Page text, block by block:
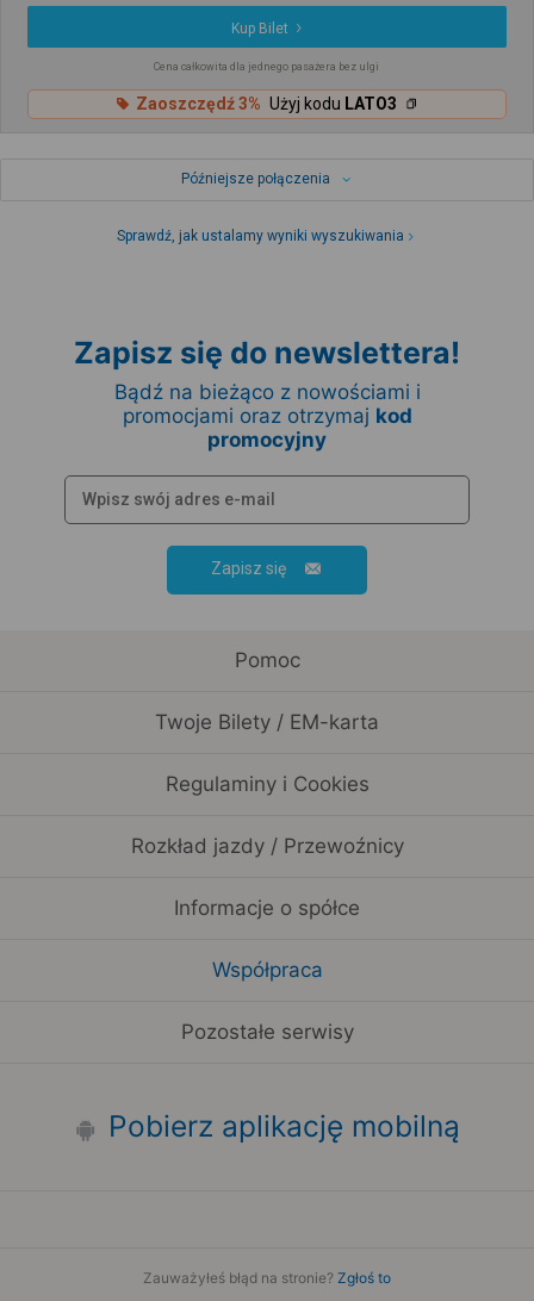
Kup Bilet
Cena całkowita dla jednego pasażera bez ulgi
Zaoszczędź 3% Użyj kodu LATO3
Późniejsze połączenia
Sprawdź, jak ustalamy wyniki wyszukiwania
Zapisz się do newslettera!
Bądź na bieżąco z nowościami i
promocjami oraz otrzymaj kod
promocyjny
Zapisz się
Pomoc
Twoje Bilety / EM-karta
Regulaminy i Cookies
Rozkład jazdy / Przewoźnicy
Informacje o spółce
Współpraca
Pozostałe serwisy
Pobierz aplikację mobilną
Zauważyłeś błąd na stronie? Zgłoś to